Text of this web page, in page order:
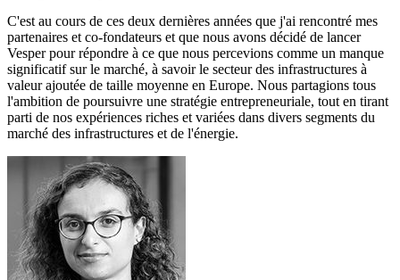
C'est au cours de ces deux dernières années que j'ai rencontré mes
partenaires et co-fondateurs et que nous avons décidé de lancer
Vesper pour répondre à ce que nous percevions comme un manque
significatif sur le marché, à savoir le secteur des infrastructures à
valeur ajoutée de taille moyenne en Europe. Nous partagions tous
l'ambition de poursuivre une stratégie entrepreneuriale, tout en tirant
parti de nos expériences riches et variées dans divers segments du
marché des infrastructures et de l'énergie.